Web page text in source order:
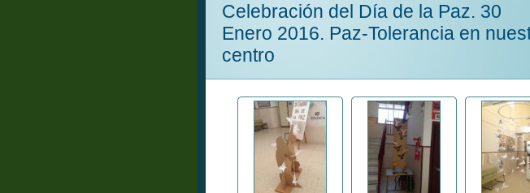
Celebración del Día de la Paz. 30
Enero 2016. Paz-Tolerancia en
centro